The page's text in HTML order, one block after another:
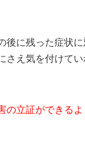
後に残った症状
さえ気を付けて
の立証ができる